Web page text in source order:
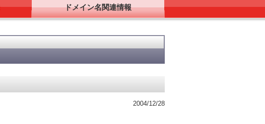
ドメイン名関連情報
2004/12/28